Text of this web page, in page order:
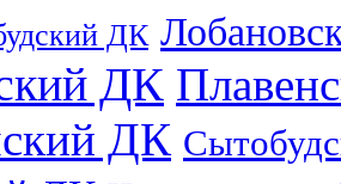
ДК
ДК
ДК